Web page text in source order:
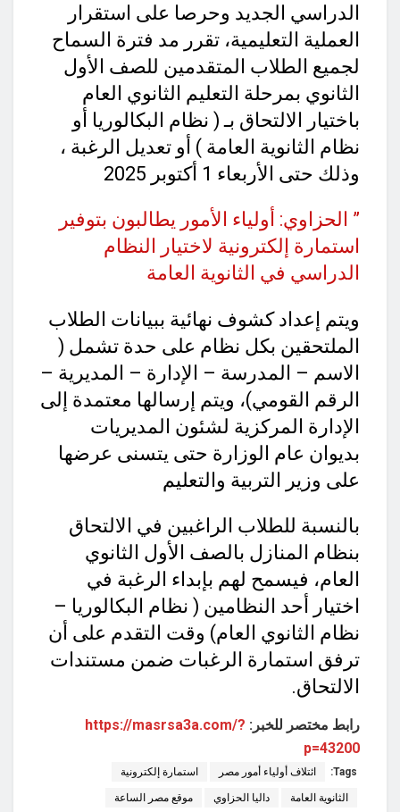
الدراسي الجديد وحرصا على استقرار
العملية التعليمية، تقرر مد فترة السماح
لجميع الطلاب المتقدمين للصف الأول
الثانوي بمرحلة التعليم الثانوي العام
باختيار الالتحاق بـ ( نظام البكالوريا أو
نظام الثانوية العامة ) أو تعديل الرغبة ،
وذلك حتى الأربعاء 1 أكتوبر 2025
” الحزاوي: أولياء الأمور يطالبون بتوفير
استمارة إلكترونية لاختيار النظام
الدراسي في الثانوية العامة
ويتم إعداد كشوف نهائية ببيانات الطلاب
الملتحقين بكل نظام على حدة تشمل (
الاسم – المدرسة – الإدارة – المديرية –
الرقم القومي)، ويتم إرسالها معتمدة إلى
الإدارة المركزية لشئون المديريات
بديوان عام الوزارة حتى يتسنى عرضها
على وزير التربية والتعليم
بالنسبة للطلاب الراغبين في الالتحاق
بنظام المنازل بالصف الأول الثانوي
العام، فيسمح لهم بإبداء الرغبة في
اختيار أحد النظامين ( نظام البكالوريا –
نظام الثانوي العام) وقت التقدم على أن
ترفق استمارة الرغبات ضمن مستندات
الالتحاق.
رابط مختصر للخبر: https://masrsa3a.com/?
p=43200
Tags: ائتلاف أولياء أمور مصر استمارة إلكترونية
الثانوية العامة داليا الحزاوي موقع مصر الساعة